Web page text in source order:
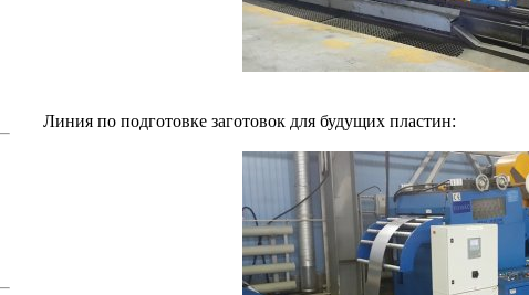
Линия по подготовке заготовок для будущих пластин: